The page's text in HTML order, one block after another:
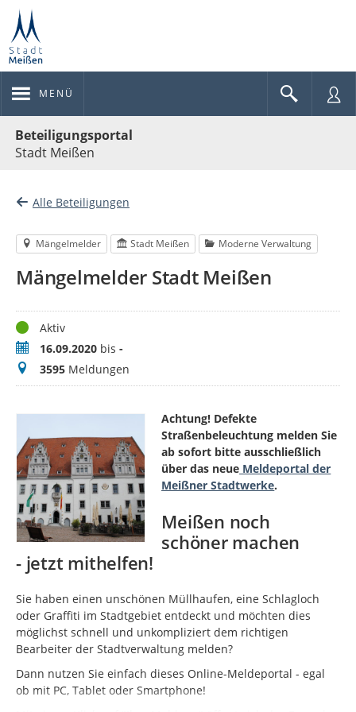
MENÜ
Beteiligungsportal
Stadt Meißen
Alle Beteiligungen
Mängelmelder Stadt Meißen Moderne Verwaltung
Mängelmelder Stadt Meißen
StatusAktiv
Zeitraum16.09.2020 bis -
Meldungen
3595 Meldungen
Achtung! Defekte
Straßenbeleuchtung melden Sie
ab sofort bitte ausschließlich
über das neue Meldeportal der
Meißner Stadtwerke.
Meißen noch
schöner machen
- jetzt mithelfen!
Sie haben einen unschönen Müllhaufen, eine Schlagloch
oder Graffiti im Stadtgebiet entdeckt und möchten dies
möglichst schnell und unkompliziert dem richtigen
Bearbeiter der Stadtverwaltung melden?
Dann nutzen Sie einfach dieses Online-Meldeportal - egal
ob mit PC, Tablet oder Smartphone!